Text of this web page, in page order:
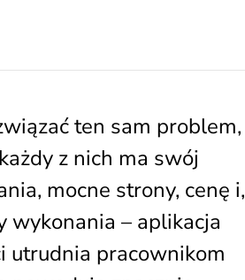
ten sam problem,
z nich ma swój
mocne strony, cenę i,
wykonania – aplikacja
utrudnia pracownikom